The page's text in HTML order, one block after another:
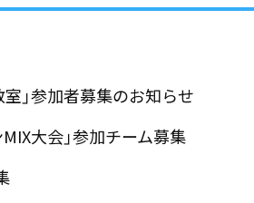
」参加者募集のお知らせ
大会」参加チーム募集